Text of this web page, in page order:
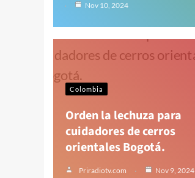
Nov 10, 2024
Colombia
Orden la lechuza para
cuidadores de cerros
orientales Bogotá.
Priradiotv.com Nov 9, 2024